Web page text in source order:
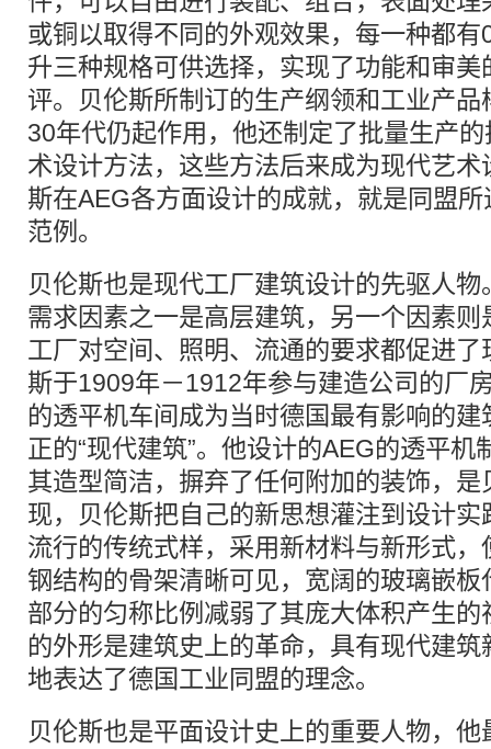
或铜以取得不同的外观效果，每一种都
升三种规格可供选择，实现了功能和审
评。贝伦斯所制订的生产纲领和工业产
30年代仍起作用，他还制定了批量生产
术设计方法，这些方法后来成为现代艺
斯在AEG各方面设计的成就，就是同盟
范例。
贝伦斯也是现代工厂建筑设计的先驱人
需求因素之一是高层建筑，另一个因素
工厂对空间、照明、流通的要求都促进
斯于1909年－1912年参与建造公司的厂
的透平机车间成为当时德国最有影响的
正的“现代建筑”。他设计的AEG的透平
其造型简洁，摒弃了任何附加的装饰，
现，贝伦斯把自己的新思想灌注到设计
流行的传统式样，采用新材料与新形式
钢结构的骨架清晰可见，宽阔的玻璃嵌
部分的匀称比例减弱了其庞大体积产生
的外形是建筑史上的革命，具有现代建
地表达了德国工业同盟的理念。
贝伦斯也是平面设计史上的重要人物，